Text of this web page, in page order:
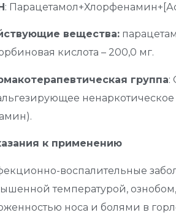
:
вещества:
кислота – 200,0 мг.
группа:
ненаркотическое
к применению
воспалительные
температурой,
носа и болями в